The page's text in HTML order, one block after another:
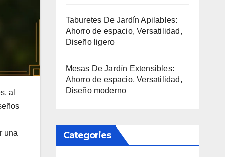
al
una
Taburetes De Jardín Apilables:
Ahorro de espacio, Versatilidad,
Diseño ligero
Mesas De Jardín Extensibles:
Ahorro de espacio, Versatilidad,
Diseño moderno
Categories